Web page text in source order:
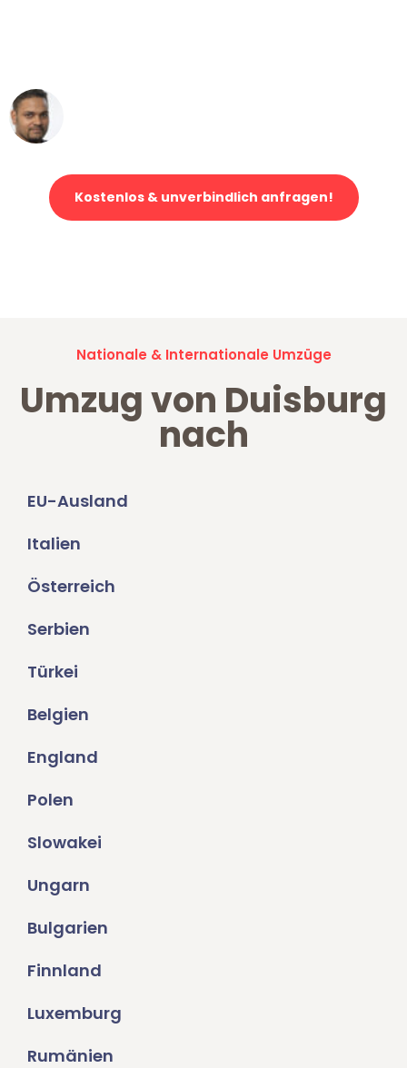
Kostenlos & unverbindlich anfragen!
Nationale & Internationale Umzüge
Umzug von Duisburg
nach
EU-Ausland
Italien
Österreich
Serbien
Türkei
Belgien
England
Polen
Slowakei
Ungarn
Bulgarien
Finnland
Luxemburg
Rumänien